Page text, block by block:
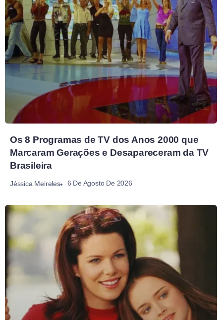
Os 8 Programas de TV dos Anos 2000 que
Marcaram Gerações e Desapareceram da TV
Brasileira
Jéssica Meireles 6 De Agosto De 2026